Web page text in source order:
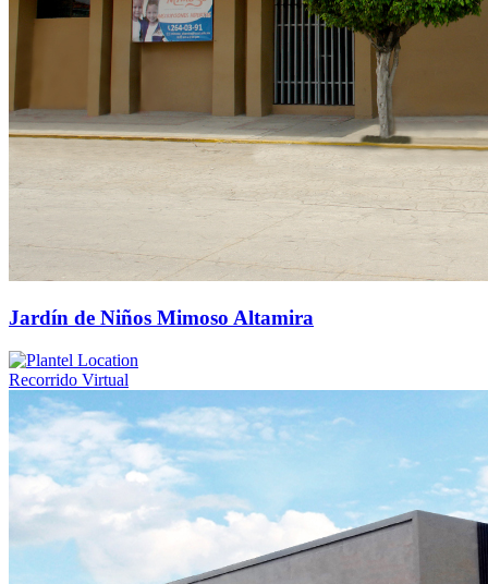
Jardín de Niños Mimoso Altamira
Recorrido Virtual